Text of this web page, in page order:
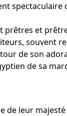
spectaculaire
prêtres et
souvent
de son
de sa
de leur